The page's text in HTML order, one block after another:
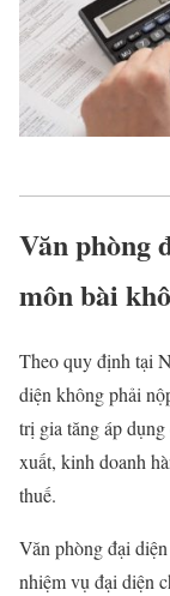
Văn phòng
môn bài
Theo quy định tại
diện không phải
trị gia tăng áp
xuất, kinh doanh
thuế.
Văn phòng đại
nhiệm vụ đại diện